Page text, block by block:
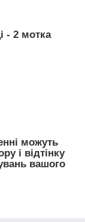
- 2 мотка
можуть
і відтінку
вашого